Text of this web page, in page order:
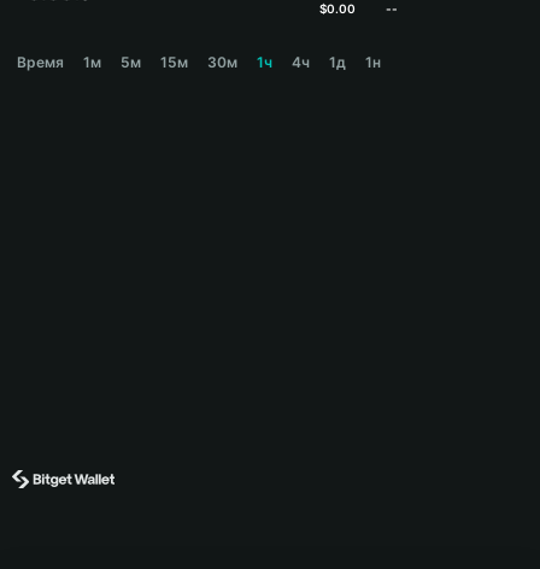
$0.00
--
Время 1м 5м 15м 30м 1ч 4ч 1д 1н